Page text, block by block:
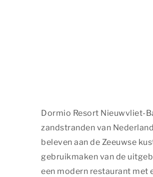
Dormio Resort Nieuwvliet-
zandstranden van
beleven aan de Zeeuwse
gebruikmaken van de
een modern restaurant met